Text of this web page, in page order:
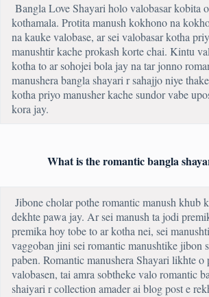
Bangla Love Shayari holo valobasar kobita o
kothamala. Protita manush kokhono na
na kauke valobase, ar sei valobasar kotha
manushtir kache prokash korte chai. Kintu
kotha to ar sohojei bola jay na tar jonno
manushera bangla shayari r sahajjo niye
kotha priyo manusher kache sundor vabe
kora jay.
What is the romantic bangla
Jibone cholar pothe romantic manush khub
dekhte pawa jay. Ar sei manush ta jodi
premika hoy tobe to ar kotha nei, sei
vaggoban jini sei romantic manushtike jibon
paben. Romantic manushera Shayari likhte o
valobasen, tai amra sobtheke valo romantic
shaiyari r collection amader ai blog post e